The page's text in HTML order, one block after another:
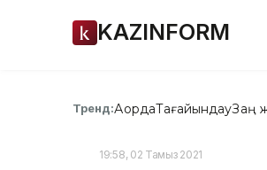
KAZINFORM
Тренд:АқордаТағайындауЗаң
19:58, 02 Тамыз 2021